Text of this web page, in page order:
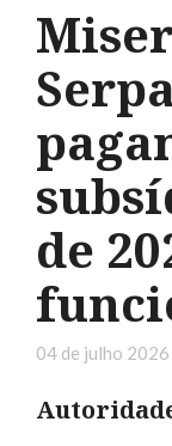
de
04 de julho